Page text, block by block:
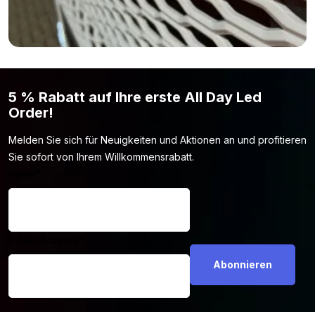
5 % Rabatt auf Ihre erste All Day Led
Order!
Melden Sie sich für Neuigkeiten und Aktionen an und profitieren
Sie sofort von Ihrem Willkommensrabatt.